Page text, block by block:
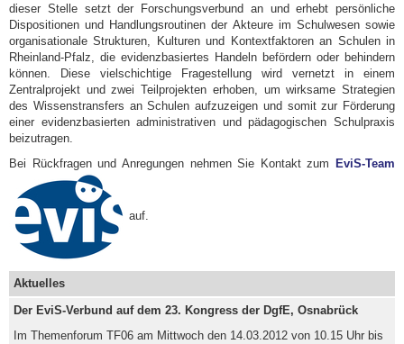
dieser Stelle setzt der Forschungsverbund an und erhebt persönliche
Dispositionen und Handlungsroutinen der Akteure im Schulwesen sowie
organisationale Strukturen, Kulturen und Kontextfaktoren an Schulen in
Rheinland-Pfalz, die evidenzbasiertes Handeln befördern oder behindern
können. Diese vielschichtige Fragestellung wird vernetzt in einem
Zentralprojekt und zwei Teilprojekten erhoben, um wirksame Strategien
des Wissenstransfers an Schulen aufzuzeigen und somit zur Förderung
einer evidenzbasierten administrativen und pädagogischen Schulpraxis
beizutragen.
Bei Rückfragen und Anregungen nehmen Sie Kontakt zum EviS-Team
auf.
Aktuelles
Der EviS-Verbund auf dem 23. Kongress der DgfE, Osnabrück
Im Themenforum TF06 am Mittwoch den 14.03.2012 von 10.15 Uhr bis